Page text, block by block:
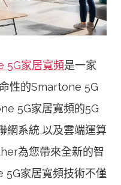
家居寬頻是一家
性的Smartone 5G
5G家居寬頻的5G
網系統,以及雲端運算
為您帶來全新的智
5G家居寬頻技術不僅